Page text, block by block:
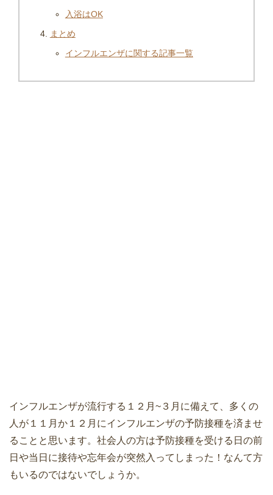
入浴はOK
まとめ
インフルエンザに関する記事一覧
インフルエンザが流行する１２月~３月に備えて、多くの
人が１１月か１２月にインフルエンザの予防接種を済ませ
ることと思います。社会人の方は予防接種を受ける日の前
日や当日に接待や忘年会が突然入ってしまった！なんて方
もいるのではないでしょうか。